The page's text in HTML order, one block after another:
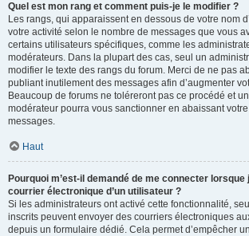
Quel est mon rang et comment puis-je le modifier ?
Les rangs, qui apparaissent en dessous de votre nom
votre activité selon le nombre de messages que vous
certains utilisateurs spécifiques, comme les
modérateurs. Dans la plupart des cas, seul un
modifier le texte des rangs du forum. Merci de ne pas
publiant inutilement des messages afin d’augmenter
Beaucoup de forums ne toléreront pas ce procédé et
modérateur pourra vous sanctionner en abaissant
messages.
Haut
Pourquoi m’est-il demandé de me connecter
courrier électronique d’un utilisateur ?
Si les administrateurs ont activé cette fonctionnalité,
inscrits peuvent envoyer des courriers électroniques
depuis un formulaire dédié. Cela permet d’empêcher